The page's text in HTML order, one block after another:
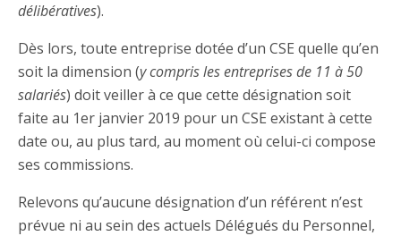
délibératives).
Dès lors, toute entreprise dotée d’un CSE quelle qu’en
soit la dimension (y compris les entreprises de 11 à 50
salariés) doit veiller à ce que cette désignation soit
faite au 1er janvier 2019 pour un CSE existant à cette
date ou, au plus tard, au moment où celui-ci compose
ses commissions.
Relevons qu’aucune désignation d’un référent n’est
prévue ni au sein des actuels Délégués du Personnel,